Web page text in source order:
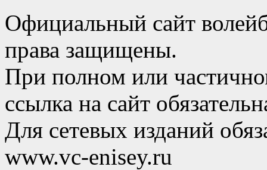
Официальный сайт
права защищены.
При полном или
ссылка на сайт
Для сетевых изданий
www.vc-enisey.ru